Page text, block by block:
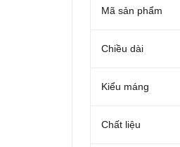
Mã sản phẩm
Chiều dài
Kiểu máng
Chất liệu